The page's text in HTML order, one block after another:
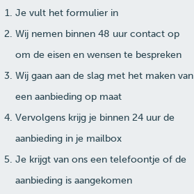
Je vult het formulier in
Wij nemen binnen 48 uur contact op
om de eisen en wensen te bespreken
Wij gaan aan de slag met het maken van
een aanbieding op maat
Vervolgens krijg je binnen 24 uur de
aanbieding in je mailbox
Je krijgt van ons een telefoontje of de
aanbieding is aangekomen